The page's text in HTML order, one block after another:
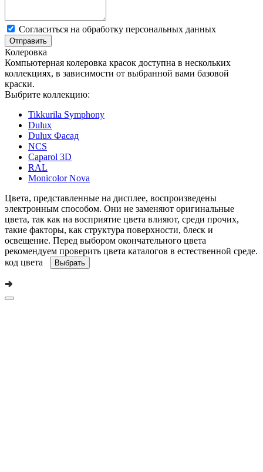
Cогласиться на обработку персональных данных
Отправить
Колеровка
Компьютерная колеровка красок доступна в нескольких
коллекциях, в зависимости от выбранной вами базовой
краски.
Выбрите коллекцию:
Tikkurila Symphony
Dulux
Dulux Фасад
NCS
Caparol 3D
RAL
Monicolor Nova
Цвета, представленные на дисплее, воспроизведены
электронным способом. Они не заменяют оригинальные
цвета, так как на восприятие цвета влияют, среди прочих,
такие факторы, как структура поверхности, блеск и
освещение. Перед выбором окончательного цвета
рекомендуем проверить цвета каталогов в естественной среде.
код цвета
Выбрать